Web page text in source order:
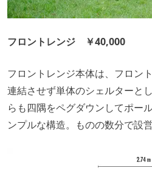
フロントレンジ ￥40,000
フロントレンジ本体は、フロン
連結させず単体のシェルターと
らも四隅をペグダウンしてポー
ンプルな構造。ものの数分で設営